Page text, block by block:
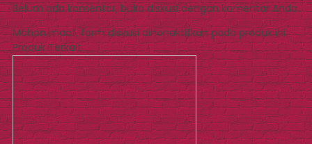
Belum ada komentar, buka diskusi dengan komentar Anda.
Mohon maaf, form diskusi dinonaktifkan pada produk ini.
Produk Terkait